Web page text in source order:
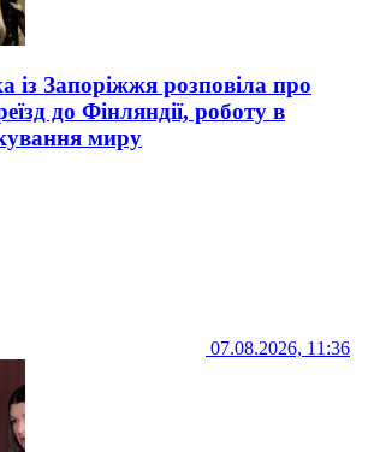
із Запоріжжя розповіла про
до Фінляндії, роботу в
миру
07.08.2026, 11:36